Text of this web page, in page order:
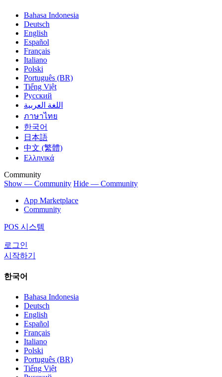
Bahasa Indonesia
Deutsch
English
Español
Français
Italiano
Polski
Português (BR)
Tiếng Việt
Русский
اللغة العربية
ภาษาไทย
한국어
日本語
中文 (繁體)
Ελληνικά
Community
Show — Community Hide — Community
App Marketplace
Community
POS 시스템
로그인
시작하기
한국어
Bahasa Indonesia
Deutsch
English
Español
Français
Italiano
Polski
Português (BR)
Tiếng Việt